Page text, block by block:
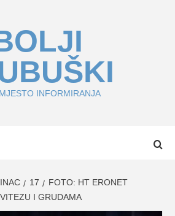
INFORMIRANJA
17
FOTO: HT ERONET
I GRUDAMA